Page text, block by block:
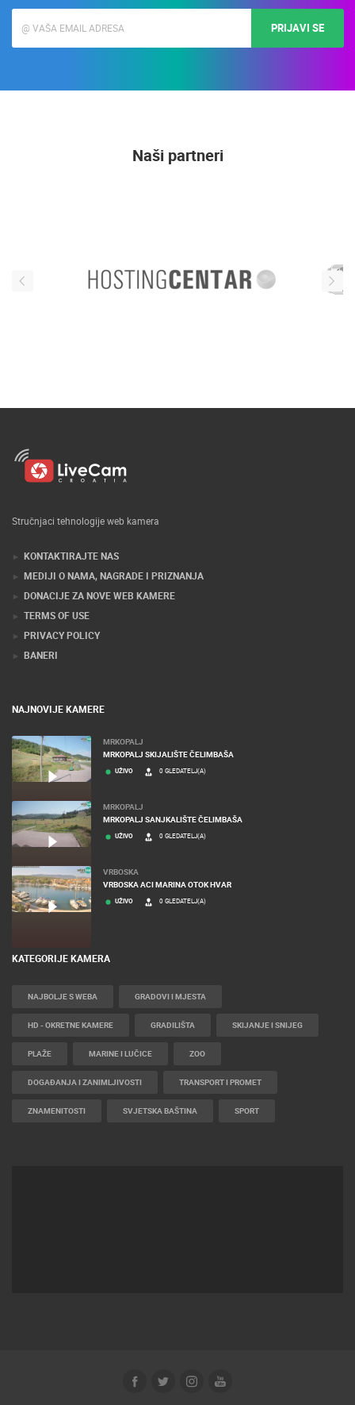
PRIJAVI SE
Naši partneri
Stručnjaci tehnologije web kamera
KONTAKTIRAJTE NAS
MEDIJI O NAMA, NAGRADE I PRIZNANJA
DONACIJE ZA NOVE WEB KAMERE
TERMS OF USE
PRIVACY POLICY
BANERI
NAJNOVIJE KAMERE
MRKOPALJ
MRKOPALJ SKIJALIŠTE ČELIMBAŠA
UŽIVO 0 GLEDATELJ(A)
MRKOPALJ
MRKOPALJ SANJKALIŠTE ČELIMBAŠA
UŽIVO 0 GLEDATELJ(A)
VRBOSKA
VRBOSKA ACI MARINA OTOK HVAR
UŽIVO 0 GLEDATELJ(A)
KATEGORIJE KAMERA
NAJBOLJE S WEBA GRADOVI I MJESTA
HD - OKRETNE KAMERE GRADILIŠTA SKIJANJE I SNIJEG
PLAŽE MARINE I LUČICE ZOO
DOGAĐANJA I ZANIMLJIVOSTI TRANSPORT I PROMET
ZNAMENITOSTI SVJETSKA BAŠTINA SPORT